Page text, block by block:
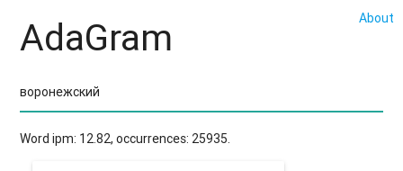
About
AdaGram
Word ipm: 12.82, occurrences: 25935.